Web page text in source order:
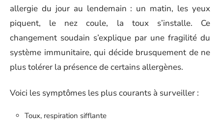
allergie du jour au lendemain : un matin, les yeux
piquent, le nez coule, la toux s’installe. Ce
changement soudain s’explique par une fragilité du
système immunitaire, qui décide brusquement de ne
plus tolérer la présence de certains allergènes.
Voici les symptômes les plus courants à surveiller :
Toux, respiration sifflante